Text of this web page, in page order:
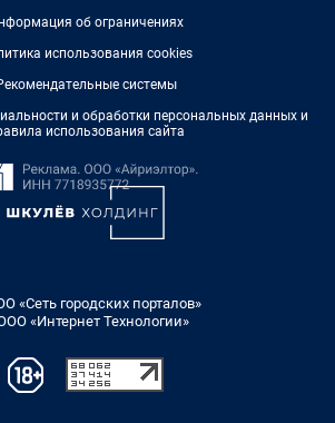
об ограничениях
использования cookies
системы
и обработки персональных данных и
использования сайта
«Сеть городских порталов»
«Интернет Технологии»